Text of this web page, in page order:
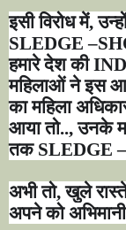
इसी विरोध में,
SLEDGE
हमारे देश की
महिलाओं ने इस
का महिला
आया तो..,उनके
तक SLEDGE
अभी तो,खुले
अपने को